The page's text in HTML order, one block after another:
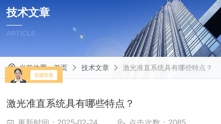
技术文章
ARTICLE
当前位置：首页 技术文章 激光准直系统具有哪些特点？
激光准直系统具有哪些特点？